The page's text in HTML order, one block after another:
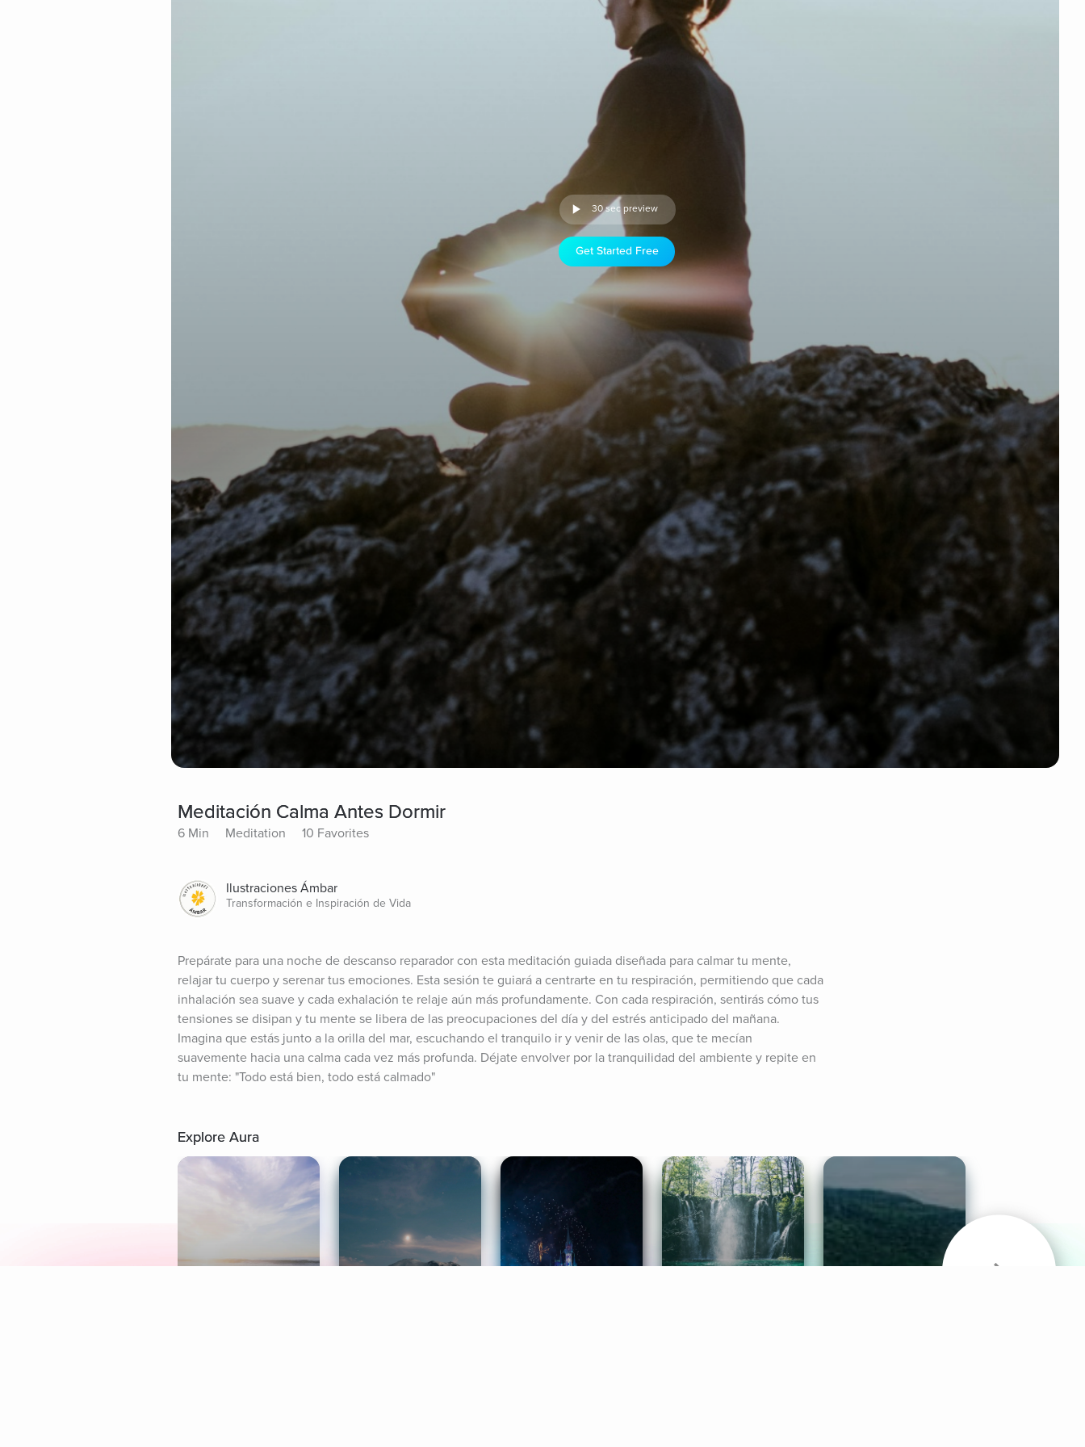
30 sec preview
Get Started Free
Meditación Calma Antes Dormir
6 Min Meditation 10 Favorites
Ilustraciones Ámbar
Transformación e Inspiración de Vida
Prepárate para una noche de descanso reparador con esta meditación guiada diseñada para calmar tu mente,
relajar tu cuerpo y serenar tus emociones. Esta sesión te guiará a centrarte en tu respiración, permitiendo que cada
inhalación sea suave y cada exhalación te relaje aún más profundamente. Con cada respiración, sentirás cómo tus
tensiones se disipan y tu mente se libera de las preocupaciones del día y del estrés anticipado del mañana.
Imagina que estás junto a la orilla del mar, escuchando el tranquilo ir y venir de las olas, que te mecían
suavemente hacia una calma cada vez más profunda. Déjate envolver por la tranquilidad del ambiente y repite en
tu mente: "Todo está bien, todo está calmado"
Explore Aura